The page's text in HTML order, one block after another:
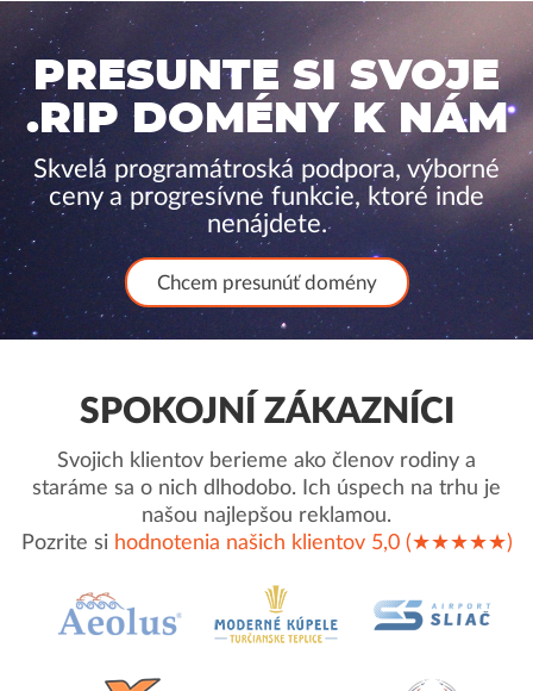
PRESUNTE SI SVOJE
.RIP DOMÉNY K NÁM
Skvelá programátroská podpora, výborné
ceny a progresívne funkcie, ktoré inde
nenájdete.
Chcem presunúť domény
SPOKOJNÍ ZÁKAZNÍCI
Svojich klientov berieme ako členov rodiny a
staráme sa o nich dlhodobo. Ich úspech na trhu je
našou najlepšou reklamou.
Pozrite si hodnotenia našich klientov 5,0 (★★★★★)